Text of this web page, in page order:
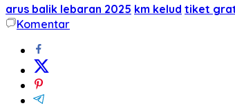
arus balik lebaran 2025 km kelud tiket
Komentar